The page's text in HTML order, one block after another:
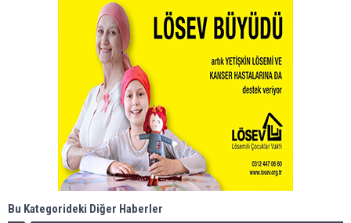
Bu Kategorideki Diğer Haberler